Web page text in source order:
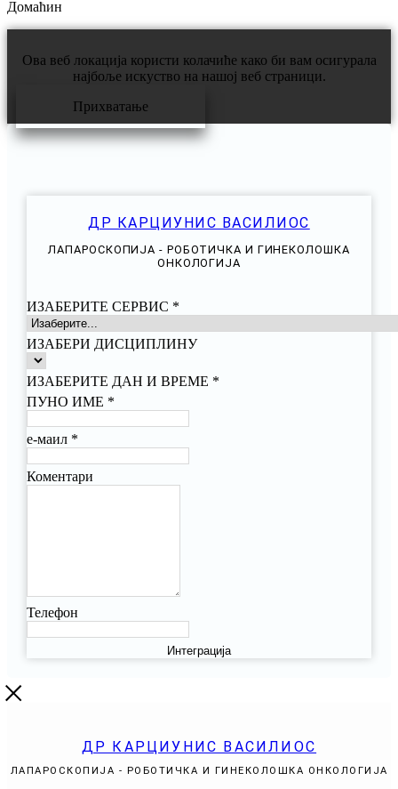
Домаћин
Ова веб локација користи колачиће како би вам осигурала
најбоље искуство на нашој веб страници.
Прихватање
ДР КАРЦИУНИС ВАСИЛИОС
ЛАПАРОСКОПИЈА - РОБОТИЧКА И ГИНЕКОЛОШКА
ОНКОЛОГИЈА
ИЗАБЕРИТЕ СЕРВИС *
ИЗАБЕРИ ДИСЦИПЛИНУ
ИЗАБЕРИТЕ ДАН И ВРЕМЕ *
ПУНО ИМЕ *
е-маил *
Коментари
Телефон
Интеграција
ДР КАРЦИУНИС ВАСИЛИОС
ЛАПАРОСКОПИЈА - РОБОТИЧКА И ГИНЕКОЛОШКА ОНКОЛОГИЈА